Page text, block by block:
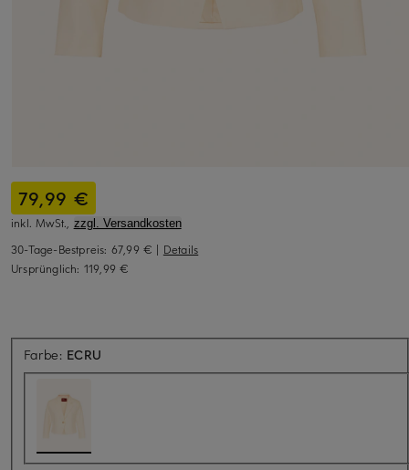
79,99 €
inkl. MwSt., zzgl. Versandkosten
30-Tage-Bestpreis: 67,99 € | Details
Ursprünglich: 119,99 €
Farbe: ECRU